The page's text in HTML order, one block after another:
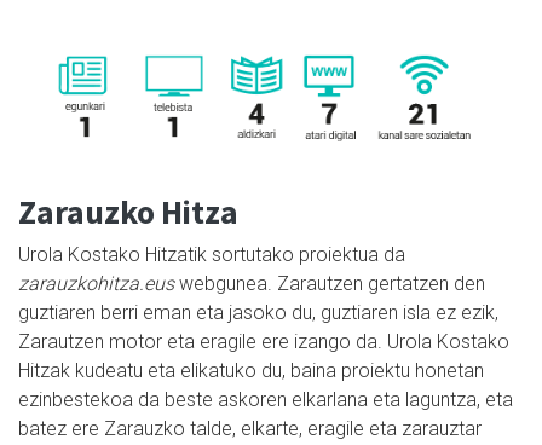
Zarauzko Hitza
Urola Kostako Hitzatik sortutako proiektua da
zarauzkohitza.euswebgunea. Zarautzen gertatzen den
guztiaren berri eman eta jasoko du, guztiaren isla ez ezik,
Zarautzen motor eta eragile ere izango da. Urola Kostako
Hitzak kudeatu eta elikatuko du, baina proiektu honetan
ezinbestekoa da beste askoren elkarlana eta laguntza, eta
batez ere Zarauzko talde, elkarte, eragile eta zarauztar